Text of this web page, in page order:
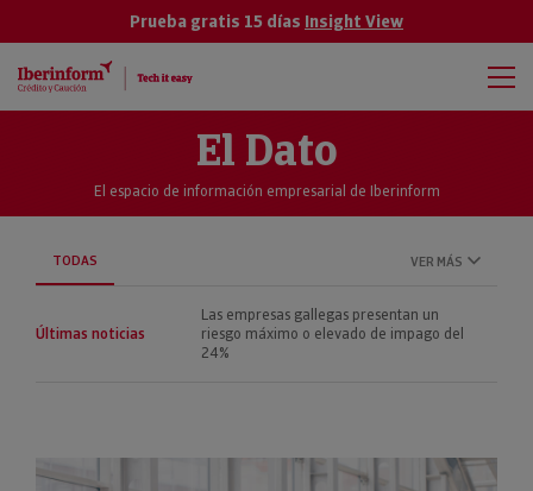
Prueba gratis 15 días Insight View
El Dato
El espacio de información empresarial de Iberinform
TODAS VER MÁS
Últimas noticias
Las empresas gallegas presentan un
riesgo máximo o elevado de impago del
24%